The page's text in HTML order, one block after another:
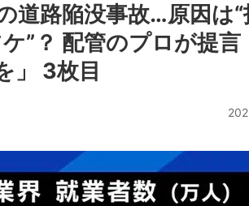
道路陥没事故…原因は
”？ 配管のプロが提言
」 3枚目